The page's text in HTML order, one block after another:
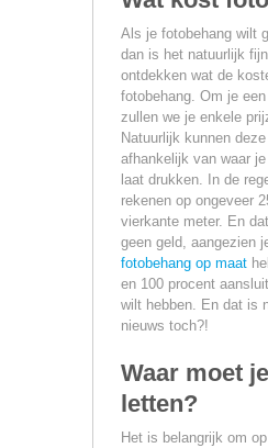
Als je fotobehang wilt
dan is het natuurlijk
ontdekken wat de
fotobehang. Om je
zullen we je enkele
Natuurlijk kunnen
afhankelijk van waar
laat drukken. In de
rekenen op ongeveer
vierkante meter. En
geen geld, aangezien
fotobehang op maat
en 100 procent
wilt hebben. En dat is
nieuws toch?!
Waar moet
letten?
Het is belangrijk om